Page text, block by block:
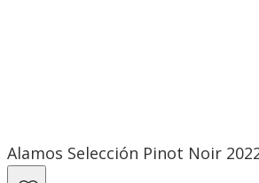
Alamos Selección Pinot Noir